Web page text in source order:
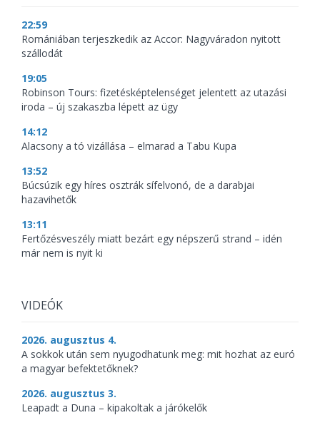
22:59
Romániában terjeszkedik az Accor: Nagyváradon nyitott
szállodát
19:05
Robinson Tours: fizetésképtelenséget jelentett az utazási
iroda – új szakaszba lépett az ügy
14:12
Alacsony a tó vizállása – elmarad a Tabu Kupa
13:52
Búcsúzik egy híres osztrák sífelvonó, de a darabjai
hazavihetők
13:11
Fertőzésveszély miatt bezárt egy népszerű strand – idén
már nem is nyit ki
VIDEÓK
2026. augusztus 4.
A sokkok után sem nyugodhatunk meg: mit hozhat az euró
a magyar befektetőknek?
2026. augusztus 3.
Leapadt a Duna – kipakoltak a járókelők